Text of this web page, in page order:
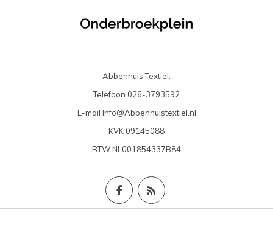
Abbenhuis Textiel.
Telefoon 026-3793592
E-mail Info@Abbenhuistextiel.nl
KVK 09145088
BTWNL001854337B84